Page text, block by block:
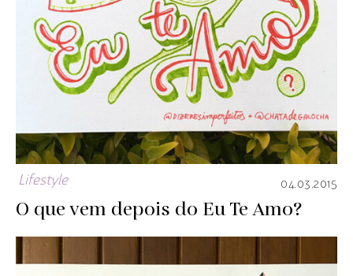
Lifestyle 04.03.2015
O que vem depois do Eu Te Amo?